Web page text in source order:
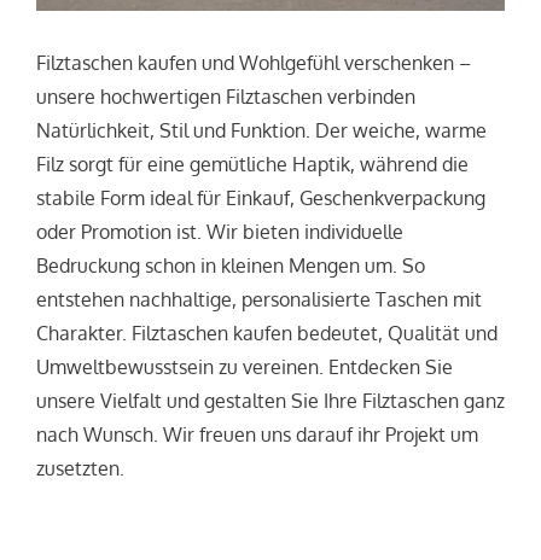
Filztaschen kaufen und Wohlgefühl verschenken –
unsere hochwertigen Filztaschen verbinden
Natürlichkeit, Stil und Funktion. Der weiche, warme
Filz sorgt für eine gemütliche Haptik, während die
stabile Form ideal für Einkauf, Geschenkverpackung
oder Promotion ist. Wir bieten individuelle
Bedruckung schon in kleinen Mengen um. So
entstehen nachhaltige, personalisierte Taschen mit
Charakter. Filztaschen kaufen bedeutet, Qualität und
Umweltbewusstsein zu vereinen. Entdecken Sie
unsere Vielfalt und gestalten Sie Ihre Filztaschen ganz
nach Wunsch. Wir freuen uns darauf ihr Projekt um
zusetzten.